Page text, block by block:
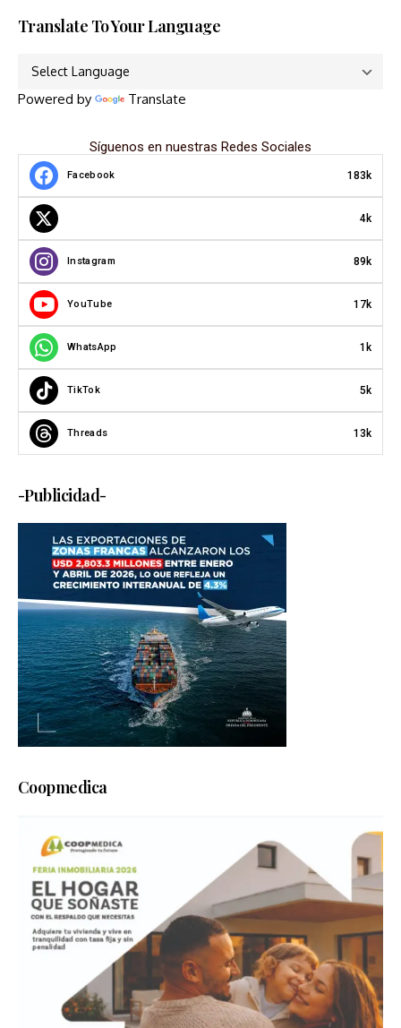
Translate To Your Language
Powered by Translate
Síguenos en nuestras Redes Sociales
Facebook 183k
4k
Instagram 89k
YouTube 17k
WhatsApp 1k
TikTok 5k
Threads 13k
-Publicidad-
Coopmedica